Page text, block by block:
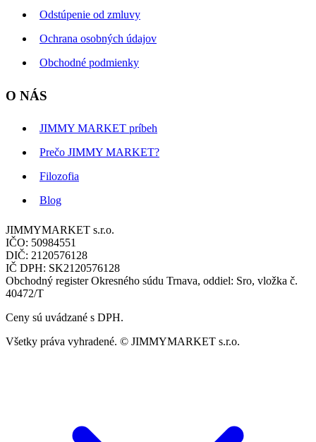
Odstúpenie od zmluvy
Ochrana osobných údajov
Obchodné podmienky
O NÁS
JIMMY MARKET príbeh
Prečo JIMMY MARKET?
Filozofia
Blog
JIMMYMARKET s.r.o.
IČO: 50984551
DIČ: 2120576128
IČ DPH: SK2120576128
Obchodný register Okresného súdu Trnava, oddiel: Sro, vložka č.
40472/T
Ceny sú uvádzané s DPH.
Všetky práva vyhradené. © JIMMYMARKET s.r.o.